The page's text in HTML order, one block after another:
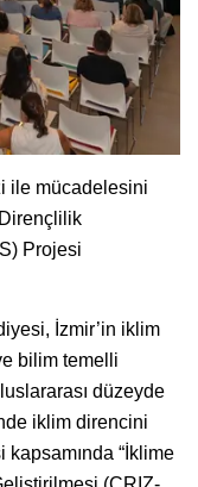
ile mücadelesini
Projesi
İzmir’in iklim
bilim temelli
düzeyde
iklim direncini
kapsamında “İklime